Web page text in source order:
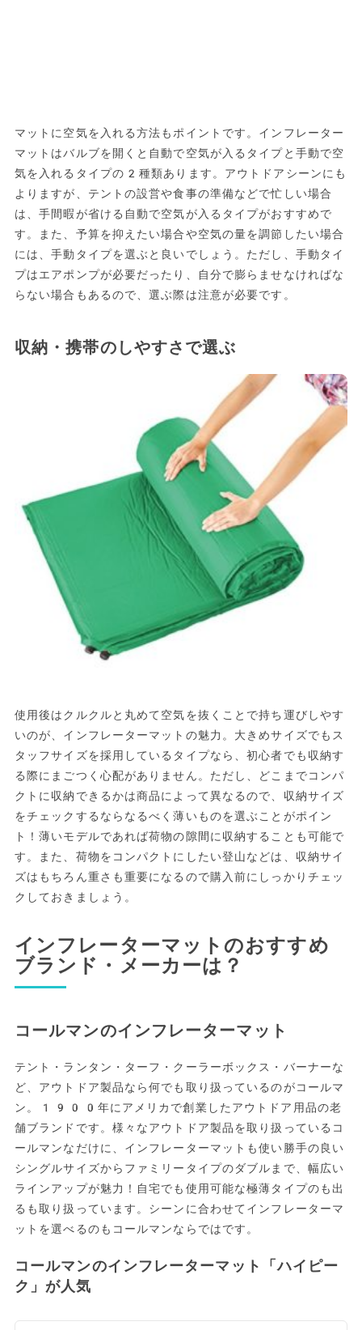
マットに空気を入れる方法もポイントです。インフレーター
マットはバルブを開くと自動で空気が入るタイプと手動で空
気を入れるタイプの2種類あります。アウトドアシーンにも
よりますが、テントの設営や食事の準備などで忙しい場合
は、手間暇が省ける自動で空気が入るタイプがおすすめで
す。また、予算を抑えたい場合や空気の量を調節したい場合
には、手動タイプを選ぶと良いでしょう。ただし、手動タイ
プはエアポンプが必要だったり、自分で膨らませなければな
らない場合もあるので、選ぶ際は注意が必要です。
収納・携帯のしやすさで選ぶ
使用後はクルクルと丸めて空気を抜くことで持ち運びしやす
いのが、インフレーターマットの魅力。大きめサイズでもス
タッフサイズを採用しているタイプなら、初心者でも収納す
る際にまごつく心配がありません。ただし、どこまでコンパ
クトに収納できるかは商品によって異なるので、収納サイズ
をチェックするならなるべく薄いものを選ぶことがポイン
ト！薄いモデルであれば荷物の隙間に収納することも可能で
す。また、荷物をコンパクトにしたい登山などは、収納サイ
ズはもちろん重さも重要になるので購入前にしっかりチェッ
クしておきましょう。
インフレーターマットのおすすめ
ブランド・メーカーは？
コールマンのインフレーターマット
テント・ランタン・ターフ・クーラーボックス・バーナーな
ど、アウトドア製品なら何でも取り扱っているのがコールマ
ン。1900年にアメリカで創業したアウトドア用品の老
舗ブランドです。様々なアウトドア製品を取り扱っているコ
ールマンなだけに、インフレーターマットも使い勝手の良い
シングルサイズからファミリータイプのダブルまで、幅広い
ラインアップが魅力！自宅でも使用可能な極薄タイプのも出
るも取り扱っています。シーンに合わせてインフレーターマ
ットを選べるのもコールマンならではです。
コールマンのインフレーターマット「ハイピー
ク」が人気